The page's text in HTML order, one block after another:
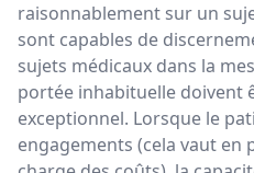
raisonnablement sur un
sont capables de
sujets médicaux dans la
portée inhabituelle doivent
exceptionnel. Lorsque le
engagements (cela vaut